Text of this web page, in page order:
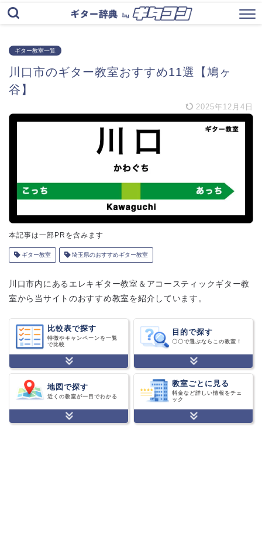
ギター教室一覧
川口市のギター教室おすすめ11選【鳩ヶ
谷】
2025年12月4日
本記事は一部PRを含みます
ギター教室 埼玉県のおすすめギター教室
川口市内にあるエレキギター教室＆アコースティックギター教
室から当サイトのおすすめ教室を紹介しています。
比較表で探す
特徴やキャンペーンを一覧
で比較
目的で探す
〇〇で選ぶならこの教室！
地図で探す
近くの教室が一目でわかる
教室ごとに見る
料金など詳しい情報をチェ
ック